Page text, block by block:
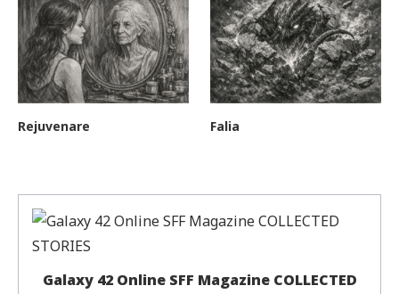
Rejuvenare Falia
Galaxy 42 Online SFF Magazine COLLECTED